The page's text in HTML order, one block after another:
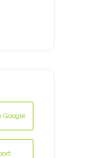
Google